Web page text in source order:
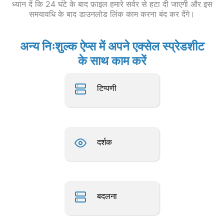
ध्यान दें कि 24 घंटे के बाद फ़ाइल हमारे सर्वर से हटा दी जाएगी और इस
समयावधि के बाद डाउनलोड लिंक काम करना बंद कर देंगे।
अन्य निःशुल्क ऐप्स में अपने एक्सेल स्प्रेडशीट
के साथ काम करें
टिप्पणी
दर्शक
बदलना